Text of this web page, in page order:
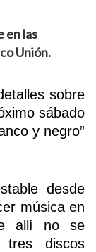
en las
Unión.
sobre
sábado
y negro”
desde
música en
allí no se
tres discos